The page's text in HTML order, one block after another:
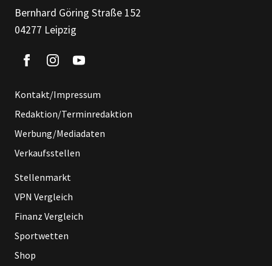
Bernhard Göring Straße 152
04277 Leipzig
Kontakt/Impressum
Redaktion/Terminredaktion
Werbung/Mediadaten
Verkaufsstellen
Stellenmarkt
VPN Vergleich
Finanz Vergleich
Sportwetten
Shop